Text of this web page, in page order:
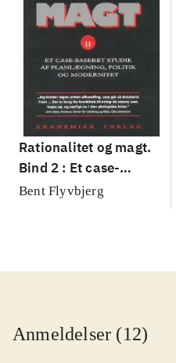
Rationalitet og magt.
Bind 2 : Et case-
baseret studie af
Bent Flyvbjerg
Anmeldelser (12)